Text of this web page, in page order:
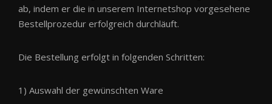
ab, indem er die in unserem Internetshop vorgesehene
Bestellprozedur erfolgreich durchläuft.
Die Bestellung erfolgt in folgenden Schritten:
1) Auswahl der gewünschten Ware